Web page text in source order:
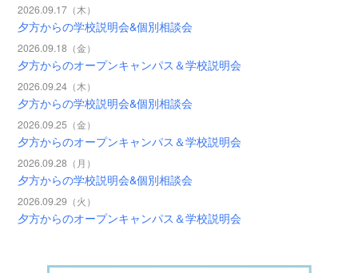
2026.09.17（木）
夕方からの学校説明会&個別相談会
2026.09.18（金）
夕方からのオープンキャンパス＆学校説明会
2026.09.24（木）
夕方からの学校説明会&個別相談会
2026.09.25（金）
夕方からのオープンキャンパス＆学校説明会
2026.09.28（月）
夕方からの学校説明会&個別相談会
2026.09.29（火）
夕方からのオープンキャンパス＆学校説明会